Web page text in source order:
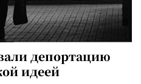
депортацию
идеей